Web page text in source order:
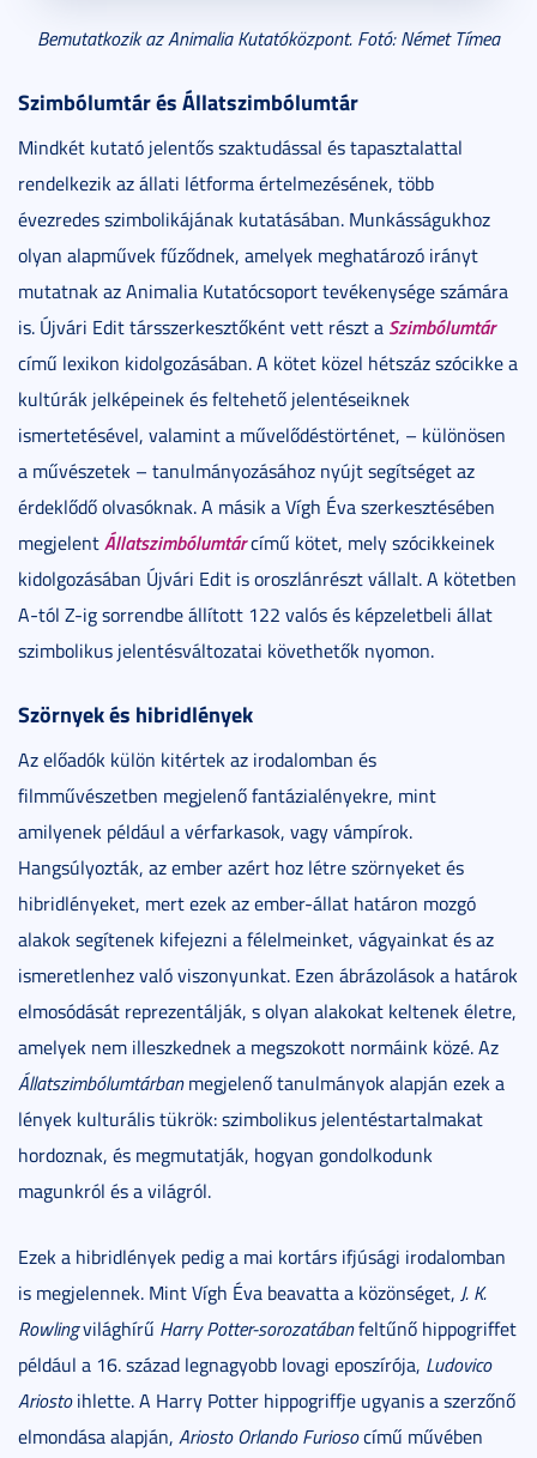
Bemutatkozik az Animalia Kutatóközpont. Fotó: Német Tímea
Szimbólumtár és Állatszimbólumtár
Mindkét kutató jelentős szaktudással és tapasztalattal
rendelkezik az állati létforma értelmezésének, több
évezredes szimbolikájának kutatásában. Munkásságukhoz
olyan alapművek fűződnek, amelyek meghatározó irányt
mutatnak az Animalia Kutatócsoport tevékenysége számára
is. Újvári Edit társszerkesztőként vett részt a Szimbólumtár
című lexikon kidolgozásában. A kötet közel hétszáz szócikke a
kultúrák jelképeinek és feltehető jelentéseiknek
ismertetésével, valamint a művelődéstörténet, – különösen
a művészetek – tanulmányozásához nyújt segítséget az
érdeklődő olvasóknak. A másik a Vígh Éva szerkesztésében
megjelentÁllatszimbólumtárcímű kötet, mely szócikkeinek
kidolgozásában Újvári Edit is oroszlánrészt vállalt. A kötetben
A-tól Z-ig sorrendbe állított 122 valós és képzeletbeli állat
szimbolikus jelentésváltozatai követhetők nyomon.
Szörnyek és hibridlények
Az előadók külön kitértek az irodalomban és
filmművészetben megjelenő fantázialényekre, mint
amilyenek például a vérfarkasok, vagy vámpírok.
Hangsúlyozták, az ember azért hoz létre szörnyeket és
hibridlényeket, mert ezek az ember-állat határon mozgó
alakok segítenek kifejezni a félelmeinket, vágyainkat és az
ismeretlenhez való viszonyunkat. Ezen ábrázolások a határok
elmosódását reprezentálják, s olyan alakokat keltenek életre,
amelyek nem illeszkednek a megszokott normáink közé. Az
Állatszimbólumtárbanmegjelenő tanulmányok alapján ezek a
lények kulturális tükrök: szimbolikus jelentéstartalmakat
hordoznak, és megmutatják, hogyan gondolkodunk
magunkról és a világról.
Ezek a hibridlények pedig a mai kortárs ifjúsági irodalomban
is megjelennek. Mint Vígh Éva beavatta a közönséget, J. K.
Rowlingvilághírű Harry Potter-sorozatábanfeltűnő hippogriffet
például a 16. század legnagyobb lovagi eposzírója, Ludovico
Ariostoihlette. A Harry Potter hippogriffje ugyanis a szerzőnő
elmondása alapján, Ariosto Orlando Furiosocímű művében